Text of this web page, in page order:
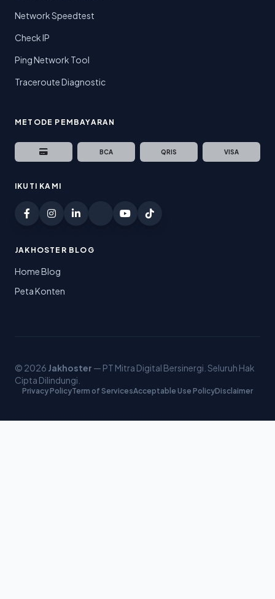
Network Speedtest
Check IP
Ping Network Tool
Traceroute Diagnostic
METODE PEMBAYARAN
BCA QRIS VISA
IKUTI KAMI
JAKHOSTER BLOG
Home Blog
Peta Konten
© 2026 Jakhoster — PT Mitra Digital Bersinergi. Seluruh Hak
Cipta Dilindungi.
Privacy PolicyTerm of ServicesAcceptable Use PolicyDisclaimer